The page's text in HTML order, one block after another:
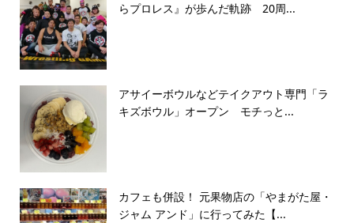
らプロレス』が歩んだ軌跡 20周...
アサイーボウルなどテイクアウト専門「ラ
キズボウル」オープン モチっと...
カフェも併設！ 元果物店の「やまがた屋・
ジャム アンド」に行ってみた【...